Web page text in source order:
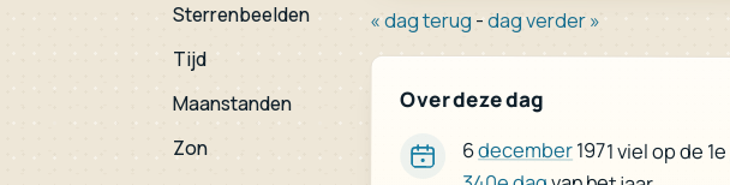
Sterrenbeelden
Tijd
Maanstanden
Zon
« dag terug -dag verder »
Over deze dag
6december1971 viel op de 1e